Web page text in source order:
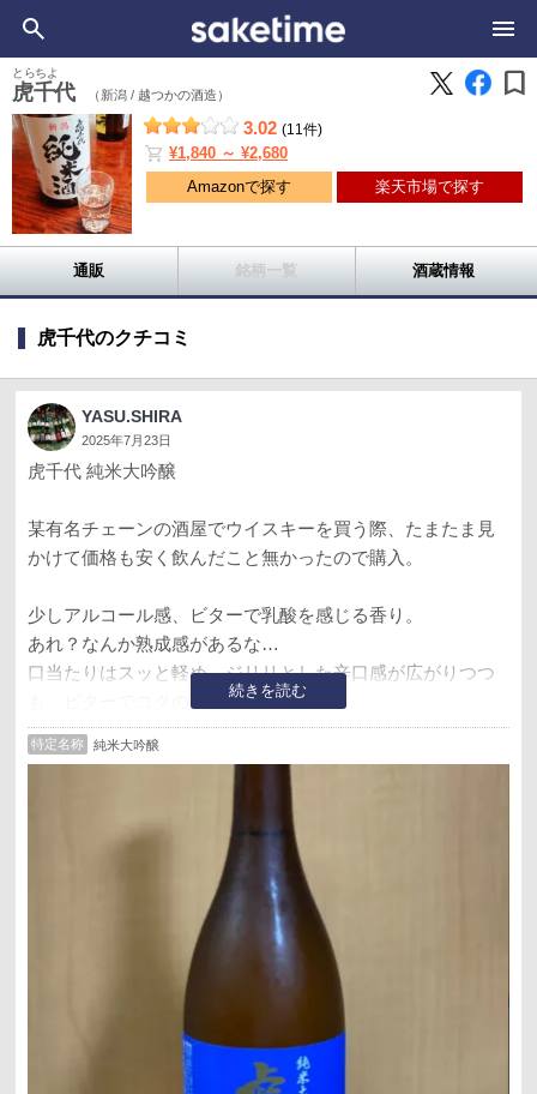
虎千代
とらちよ
（新潟 / 越つかの酒造） bookmark
3.02 (11件)
shopping_cart ¥1,840 ～ ¥2,680
Amazonで探す 楽天市場で探す
通販 銘柄一覧 酒蔵情報
虎千代のクチコミ
YASU.SHIRA
2025年7月23日
続きを読む
虎千代 純米大吟醸
某有名チェーンの酒屋でウイスキーを買う際、たまたま見
かけて価格も安く飲んだこと無かったので購入。
少しアルコール感、ビターで乳酸を感じる香り。
あれ？なんか熟成感があるな…
口当たりはスッと軽め、ジリリとした辛口感が広がりつつ
も、ビターでコクのある甘さ。
個人的にはアリな味わいではあるが、保管状況なのか元々
の味なのかはわからないが、純米大吟醸のイメージを期待
して買った人には残念かも。
熟成ありきで飲むのは良いと思う。
特定名称 純米大吟醸